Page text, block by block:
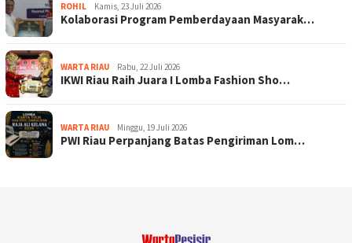
ROHIL Kamis, 23 Juli 2026
Kolaborasi Program Pemberdayaan Masyarak…
WARTA RIAU Rabu, 22 Juli 2026
IKWI Riau Raih Juara I Lomba Fashion Sho…
WARTA RIAU Minggu, 19 Juli 2026
PWI Riau Perpanjang Batas Pengiriman Lom…